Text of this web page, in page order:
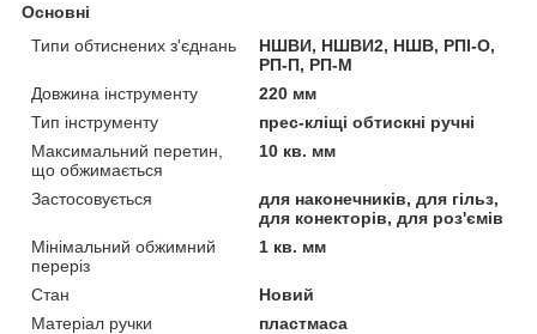
Основні
Типи обтиснених з'єднань
НШВИ, НШВИ2, НШВ, РПІ-О,
РП-П, РП-М
Довжина інструменту
220 мм
Тип інструменту
прес-кліщі обтискні ручні
Максимальний перетин,
що обжимається
10 кв. мм
Застосовується
для наконечників, для гільз,
для конекторів, для роз'ємів
Мінімальний обжимний
переріз
1 кв. мм
Стан
Новий
Матеріал ручки
пластмаса